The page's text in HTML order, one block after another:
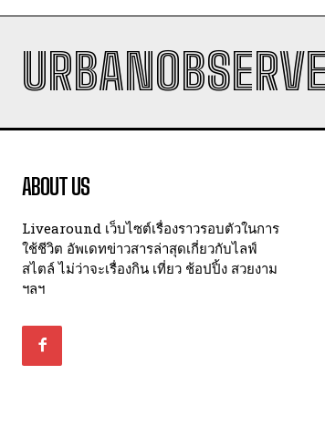
ABOUT US
Livearound เว็บไซต์เรื่องราวรอบตัวในการ
ใช้ชีวิต อัพเดทข่าวสารล่าสุดเกี่ยวกับไลฟ์
สไตล์ ไม่ว่าจะเรื่องกิน เที่ยว ช้อปปิ้ง สวยงาม
ฯลฯ